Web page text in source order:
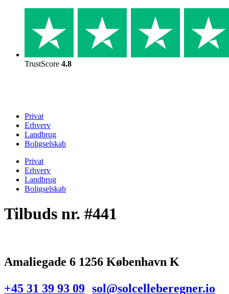
TrustScore 4.8
Privat
Erhverv
Landbrug
Boligselskab
Privat
Erhverv
Landbrug
Boligselskab
Tilbuds nr. #441
Amaliegade 6 1256 København K
+45 31 39 93 09 sol@solcelleberegner.io